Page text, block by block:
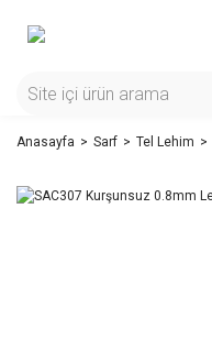
Anasayfa Sarf Tel Lehim